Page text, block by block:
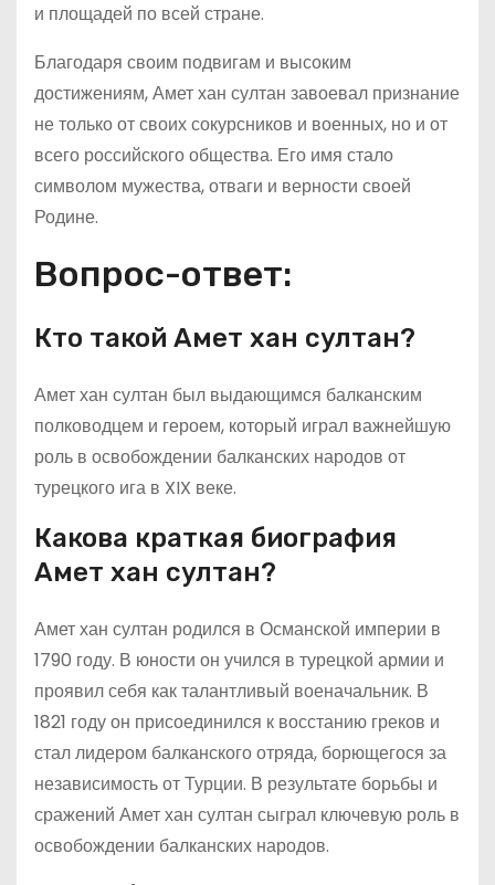
и площадей по всей стране.
Благодаря своим подвигам и высоким
достижениям, Амет хан султан завоевал признание
не только от своих сокурсников и военных, но и от
всего российского общества. Его имя стало
символом мужества, отваги и верности своей
Родине.
Вопрос-ответ:
Кто такой Амет хан султан?
Амет хан султан был выдающимся балканским
полководцем и героем, который играл важнейшую
роль в освобождении балканских народов от
турецкого ига в XIX веке.
Какова краткая биография
Амет хан султан?
Амет хан султан родился в Османской империи в
1790 году. В юности он учился в турецкой армии и
проявил себя как талантливый военачальник. В
1821 году он присоединился к восстанию греков и
стал лидером балканского отряда, борющегося за
независимость от Турции. В результате борьбы и
сражений Амет хан султан сыграл ключевую роль в
освобождении балканских народов.